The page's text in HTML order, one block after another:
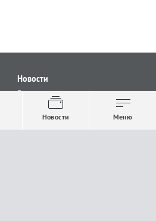
Новости
Все новости
Общество
Строительство и ЖКХ
Новости Меню